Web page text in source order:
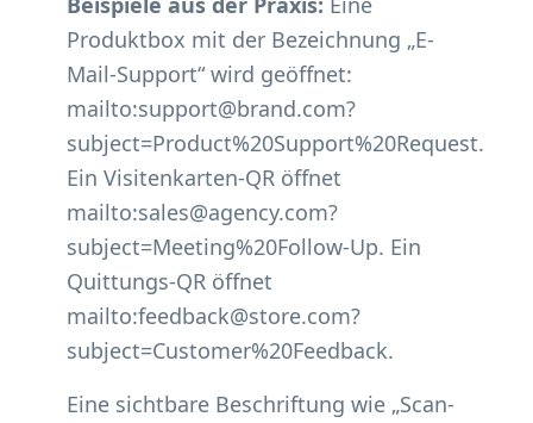
Produktbox mit der Bezeichnung „E-
Mail-Support“ wird geöffnet:
mailto:support@brand.com?
subject=Product%20Support%20Request.
Ein Visitenkarten-QR öffnet
mailto:sales@agency.com?
subject=Meeting%20Follow-Up. Ein
Quittungs-QR öffnet
mailto:feedback@store.com?
subject=Customer%20Feedback.
Eine sichtbare Beschriftung wie „Scan-